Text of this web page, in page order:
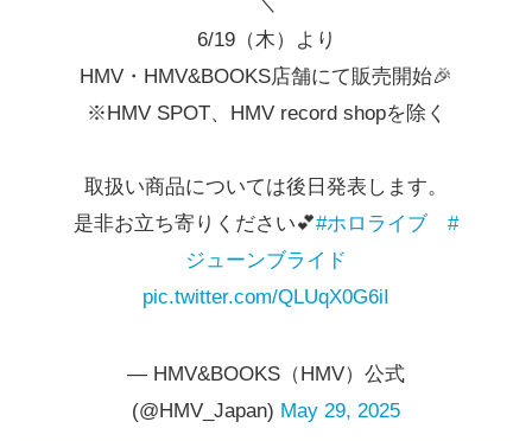
6/19（木）より
HMV・HMV&BOOKS店舗にて販売開始🎉
※HMV SPOT、HMV record shopを除く
是非お立ち寄りください💕 #ホロライブ
ジューンブライド
pic.twitter.com/QLUqX0G6iI
May 29, 2025